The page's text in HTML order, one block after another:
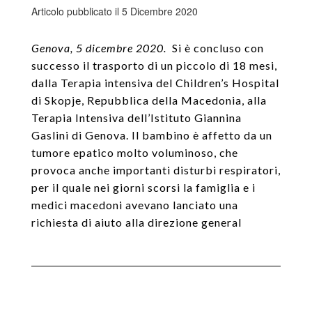
Articolo pubblicato il 5 Dicembre 2020
Genova, 5 dicembre 2020. Si è concluso con
successo il trasporto di un piccolo di 18 mesi,
dalla Terapia intensiva del Children’s Hospital
di Skopje, Repubblica della Macedonia, alla
Terapia Intensiva dell’Istituto Giannina
Gaslini di Genova. Il bambino è affetto da un
tumore epatico molto voluminoso, che
provoca anche importanti disturbi respiratori,
per il quale nei giorni scorsi la famiglia e i
medici macedoni avevano lanciato una
richiesta di aiuto alla direzione general